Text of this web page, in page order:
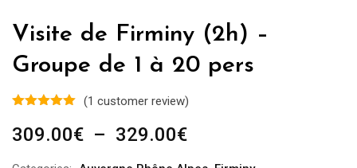
Visite de Firminy (2h) –
Groupe de 1 à 20 pers
(1 customer review)
309.00€ – 329.00€Plage